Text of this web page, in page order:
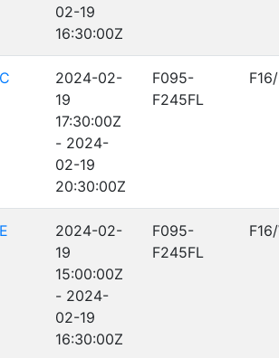
02-19
16:30:00Z
2024-02-
19
17:30:00Z
- 2024-
02-19
20:30:00Z
F095-
F245FL
2024-02-
19
15:00:00Z
- 2024-
02-19
16:30:00Z
F095-
F245FL